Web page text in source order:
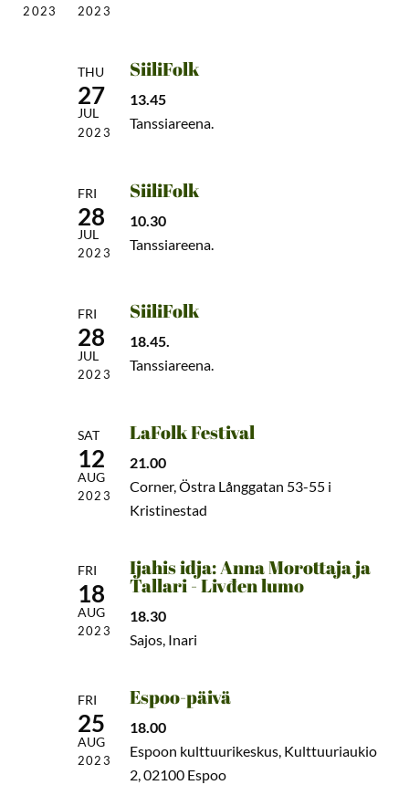
2023 2023
THU
27
JUL
2023
SiiliFolk
13.45
Tanssiareena.
FRI
28
JUL
2023
SiiliFolk
10.30
Tanssiareena.
FRI
28
JUL
2023
SiiliFolk
18.45.
Tanssiareena.
SAT
12
AUG
2023
LaFolk Festival
21.00
Corner, Östra Långgatan 53-55 i
Kristinestad
FRI
18
AUG
2023
Ijahis idja: Anna Morottaja ja
Tallari - Livđen lumo
18.30
Sajos, Inari
FRI
25
AUG
2023
Espoo-päivä
18.00
Espoon kulttuurikeskus, Kulttuuriaukio
2, 02100 Espoo